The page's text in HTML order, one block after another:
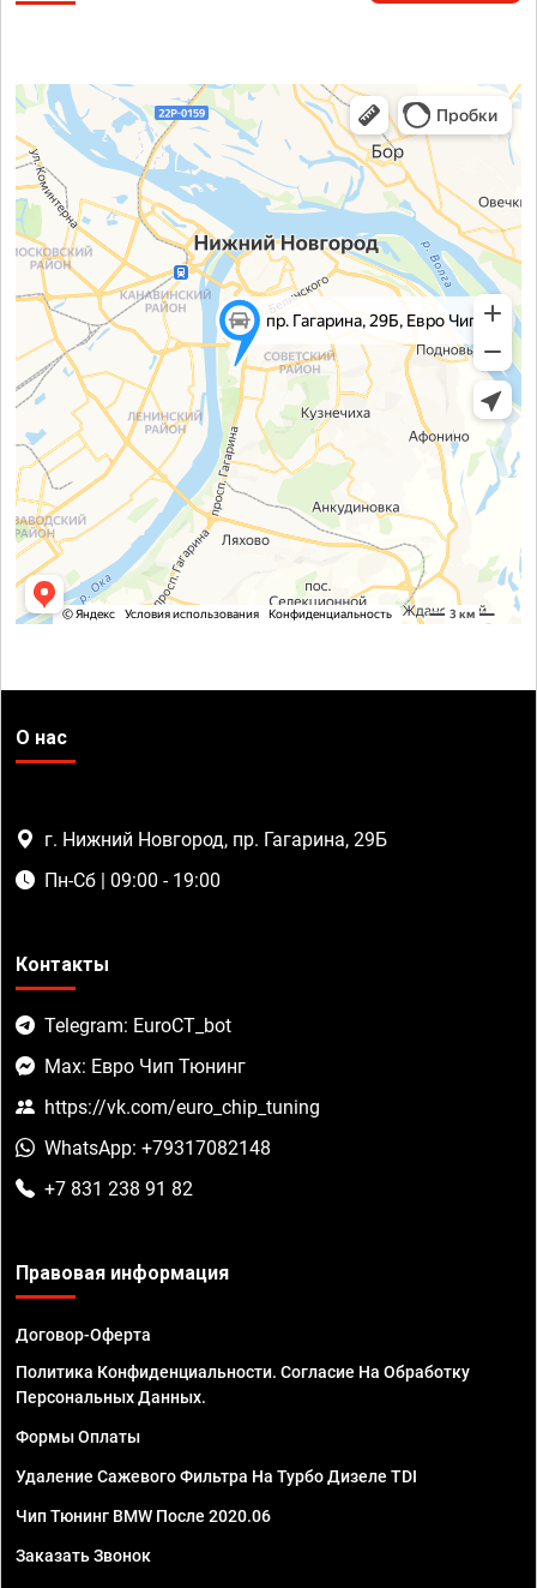
О нас
г. Нижний Новгород, пр. Гагарина, 29Б
Пн-Сб | 09:00 - 19:00
Контакты
Telegram: EuroCT_bot
Max: Евро Чип Тюнинг
https://vk.com/euro_chip_tuning
WhatsApp: +79317082148
+7 831 238 91 82
Правовая информация
Договор-Оферта
Политика Конфиденциальности. Согласие На Обработку
Персональных Данных.
Формы Оплаты
Удаление Сажевого Фильтра На Турбо Дизеле TDI
Чип Тюнинг BMW После 2020.06
Заказать Звонок